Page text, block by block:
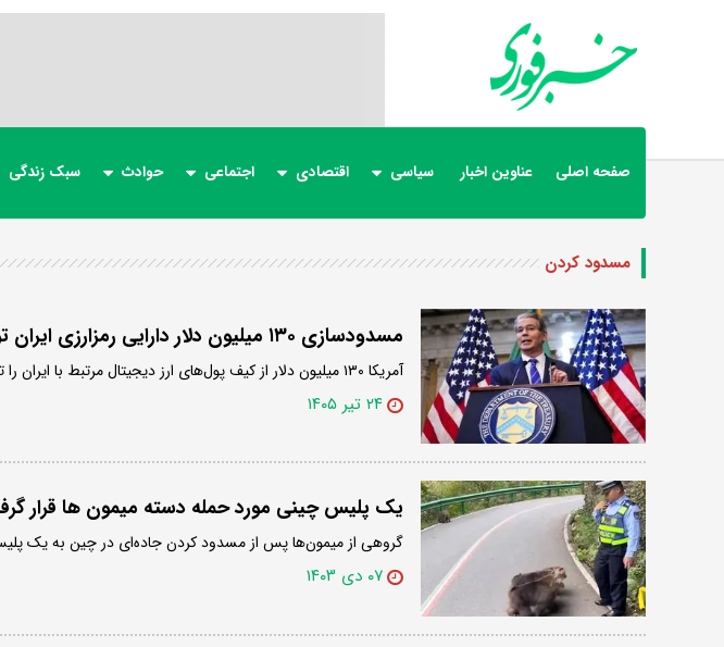
صفحه اصلی عناوین اخبار سیاسی اقتصادی اجتماعی حوادث سبک زندگی
مسدود کردن
مسدودسازی ۱۳۰ میلیون دلار دارایی رمزارزی ایران توسط آمریکا
آمریکا ۱۳۰ میلیون دلار از کیف پول‌های ارز دیجیتال مرتبط با ایران را تحت تحریم‌های جدید مسدود کرد.
۲۴ تیر ۱۴۰۵
یک پلیس چینی مورد حمله دسته میمون ها قرار
گروهی از میمون‌ها پس از مسدود کردن جاده‌ای در چین به یک
۰۷ دی ۱۴۰۳